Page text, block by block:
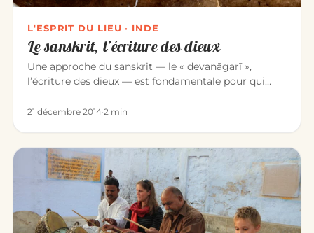
L'ESPRIT DU LIEU · INDE
Le sanskrit, l’écriture des dieux
Une approche du sanskrit — le « devanāgarī »,
l’écriture des dieux — est fondamentale pour qui
21 décembre 2014·2 min